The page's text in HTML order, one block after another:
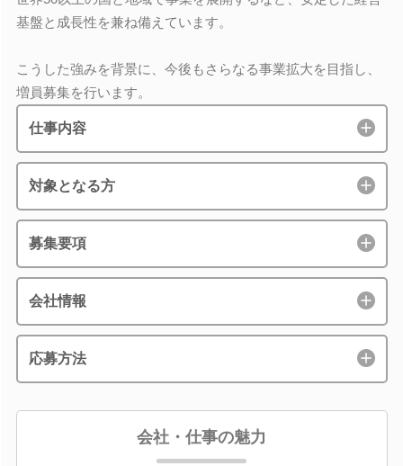
基盤と成長性を兼ね備えています。
こうした強みを背景に、今後もさらなる事業拡大を目指し、
増員募集を行います。
仕事内容
対象となる方
募集要項
会社情報
応募方法
会社・仕事の魅力